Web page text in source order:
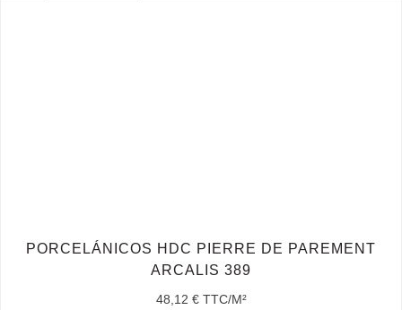
PORCELÁNICOS HDC PIERRE DE PAREMENT
ARCALIS 389
48,12 € TTC/M²